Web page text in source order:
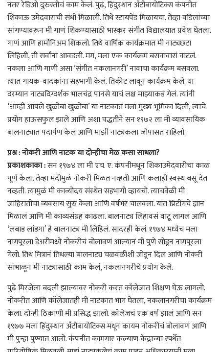
नंतर रेडिओ दुरुस्तीचं काम केलं. पुढं, हिंदुस्थान अँटीबायोटिक्स कंपनीत
शिकाऊ उमेदवाराची संधी मिळाली. तिथे स्टायपेंड मिळायचा. तेव्हा वडिलांच्या
सांगण्यावरून मी गाणं शिकण्यासाठी भास्कर संगीत विद्यालयात प्रवेश घेतला.
गाणं आणि हार्मोनिअम शिकलो. तिथे वार्षिक कार्यक्रमात मी नाट्यछटा
लिहिली, ती सर्वांना आवडली. मग, मला एक कार्यक्रम बसवावासं वाटलं.
नकला आणि गाणी असा ‘संगीत नकलानगरी’ नावाचा कार्यक्रम बसवला.
त्यात गायक-वादकांना सहभागी केलं. तिकीट लावून कार्यक्रम केले. या
दरम्यान नाट्यदिग्दर्शक भालचंद्र पानसे याचं लक्ष माझ्याकडं गेलं. त्यांनी
‘आम्ही आपले खुळोबा खुळोबा’ या नाटकात मला मुख्य भूमिका दिली, त्याचे
प्रयोग हाऊसफुल झाले आणि अशा पद्धतीने सन १९७२ ला मी व्यावसायिक
बालनाट्यात पदार्पण केलं आणि माझी नाट्यकला जोपासत राहिलो.
प्रश्न : नोकरी आणि नाटक या दोन्हीचा मेळ कसा साधला?
प्रकाशकाका :सन १९७४ ला मी एच. ए. कंपनीमधून शिकाउमेदवारीचा काळ
पूर्ण केला. तेव्हा मंदीमुळं नोकरी मिळत नव्हती आणि कलाही स्वस्थ बसू देत
नव्हती. त्यामुळं मी काव्योदय संस्थेत सहभागी व्हायचो. त्याचवेळी मी
जाहिरातीचा व्यवसाय सुरु केला आणि वर्षभर चालवला. यात प्रिटींगचे ज्ञान
मिळालं आणि मी काव्यसंग्रह काढला. बालनाट्य लिहावसं वाटू लागलं आणि
‘लबाड लांडगा’ हे बालनाट्य मी लिहिलं. सादरही केलं. १९७४ मध्येच मला
नागपूरला डेअरीमध्ये नोकरीचं बोलावणं आल्यानं मी पुणे सोडून नागपूरला
गेलो. तिथं मित्रानं तिथल्या बालनाट्य चळवळीशी जोडून दिलं आणि नोकरी
सांभाळून मी नाट्यासाठी काम केलं, नकलानगरीचे प्रयोग केले.
पुढे मिरजेला बदली झाल्यावर नोकरी करत कॉलेजात शिक्षण घेऊ लागलो.
नोकरीत आणि कॉलेजातही मी नाटकात भाग घेतला, नकलानगरीचा कार्यक्रम
केला. दोन्ही ठिकाणी मी प्रसिद्ध झालो. कॉलेजचं एक वर्ष झालं आणि सन
१९७७ मला हिंदुस्थान अँटीबायोटिक्स मधून कायम नोकरीचं बोलावणं आणि
मी पुन्हा पुण्यात आलो. कंपनीत कामगार कल्याण केंद्राच्या स्पर्धेत